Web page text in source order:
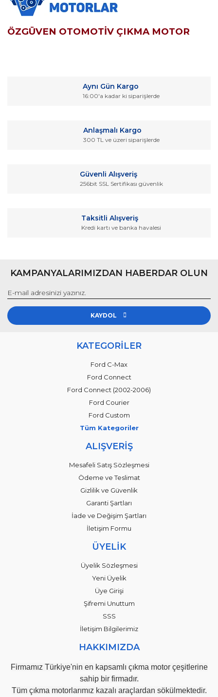
ÖZGÜVEN OTOMOTİV ÇIKMA MOTOR
Görüş ve önerileriniz için teşekkür ederiz.
Ürün bilgilerinde hatalar bulunuyor.
Gönder
Aynı Gün Kargo
16:00'a kadar ki siparişlerde
Anlaşmalı Kargo
300 TL ve üzeri siparişlerde
Güvenli Alışveriş
256bit SSL Sertifikası güvenlik
Taksitli Alışveriş
Kredi kartı ve banka havalesi
KAMPANYALARIMIZDAN HABERDAR OLUN
KAYDOL
KATEGORİLER
Ford C-Max
Ford Connect
Ford Connect (2002-2006)
Ford Courier
Ford Custom
Tüm Kategoriler
ALIŞVERİŞ
Mesafeli Satış Sözleşmesi
Ödeme ve Teslimat
Gizlilik ve Güvenlik
Garanti Şartları
İade ve Değişim Şartları
İletişim Formu
ÜYELİK
Üyelik Sözleşmesi
Yeni Üyelik
Üye Girişi
Şifremi Unuttum
SSS
İletişim Bilgilerimiz
HAKKIMIZDA
Firmamız Türkiye'nin en kapsamlı çıkma motor çeşitlerine
sahip bir firmadır.
Tüm çıkma motorlarımız kazalı araçlardan sökülmektedir.